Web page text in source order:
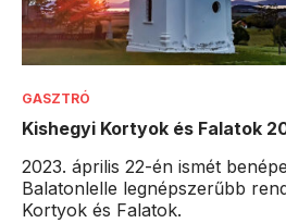
GASZTRÓ
Kishegyi Kortyok és Falatok
2023. április 22-én ismét
Balatonlelle legnépszerűbb
Kortyok és Falatok.